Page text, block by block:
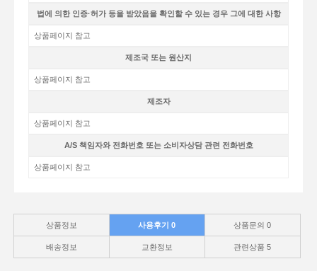
법에 의한 인증·허가 등을 받았음을 확인할 수 있는 경우 그에 대한 사항
상품페이지 참고
제조국 또는 원산지
상품페이지 참고
제조자
상품페이지 참고
A/S 책임자와 전화번호 또는 소비자상담 관련 전화번호
상품페이지 참고
상품정보 사용후기0 상품문의0
배송정보 교환정보 관련상품5